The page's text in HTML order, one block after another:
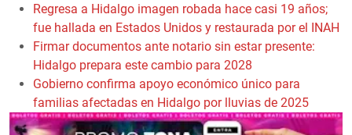
Regresa a Hidalgo imagen robada hace casi 19 años;
fue hallada en Estados Unidos y restaurada por el INAH
Firmar documentos ante notario sin estar presente:
Hidalgo prepara este cambio para 2028
Gobierno confirma apoyo económico único para
familias afectadas en Hidalgo por lluvias de 2025